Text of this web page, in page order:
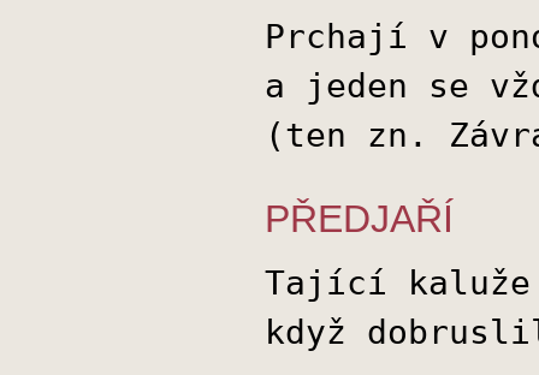
Prchají v
a jeden se
(ten zn.
PŘEDJAŘÍ
Tající kaluže
když